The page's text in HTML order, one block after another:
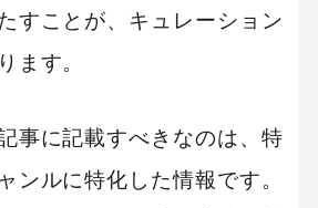
すことが、キュレーション
ます。
事に記載すべきなのは、特
ンルに特化した情報です。